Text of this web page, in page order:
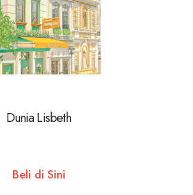
Dunia Lisbeth
Beli di Sini